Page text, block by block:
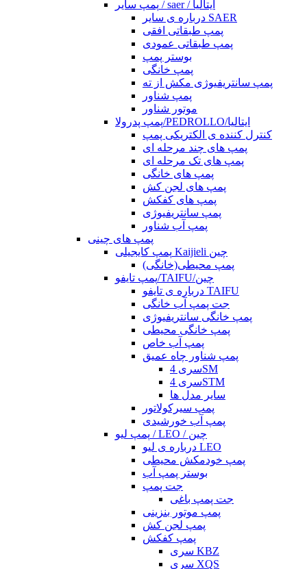
پمپ سایر / saer / ایتالیا
درباره ی سایر SAER
پمپ طبقاتی افقی
پمپ طبقاتی عمودی
بوستر پمپ
پمپ خانگی
پمپ سانتریفیوژی مکش از ته
پمپ شناور
موتور شناور
پمپ پدرولا/PEDROLLO/ایتالیا
کنترل کننده ی الکتریکی پمپ
پمپ های چند مرحله ای
پمپ های تک مرحله ای
پمپ های خانگی
پمپ های لجن کش
پمپ های کفکش
پمپ سانتریفیوژی
پمپ آب شناور
پمپ های چینی
پمپ کایجیلی Kaijieli چین
پمپ محیطی(خانگی)
پمپ تایفو/TAIFU/چین
درباره ی تایفو TAIFU
جت پمپ آب خانگی
پمپ خانگی سانتریفیوژی
پمپ خانگی محیطی
پمپ آب خاص
پمپ شناور چاه عمیق
سری 4SM
سری 4STM
سایر مدل ها
پمپ سیرکولاتور
پمپ آب خورشیدی
پمپ لیو / LEO / چین
درباره ی لیو LEO
پمپ خودمکش محیطی
بوستر پمپ آب
جت پمپ
جت پمپ باغی
پمپ موتور بنزینی
پمپ لجن کش
پمپ کفکش
سری KBZ
سری XQS